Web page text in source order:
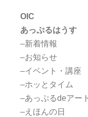
OIC
あっぷるはうす
–新着情報
–お知らせ
–イベント・講座
–ホッとタイム
–あっぷるdeアート
–えほんの日